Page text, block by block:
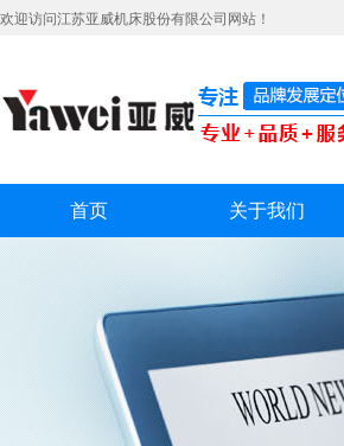
欢迎访问江苏亚威机床股份有限公司网站！
首页 关于我们